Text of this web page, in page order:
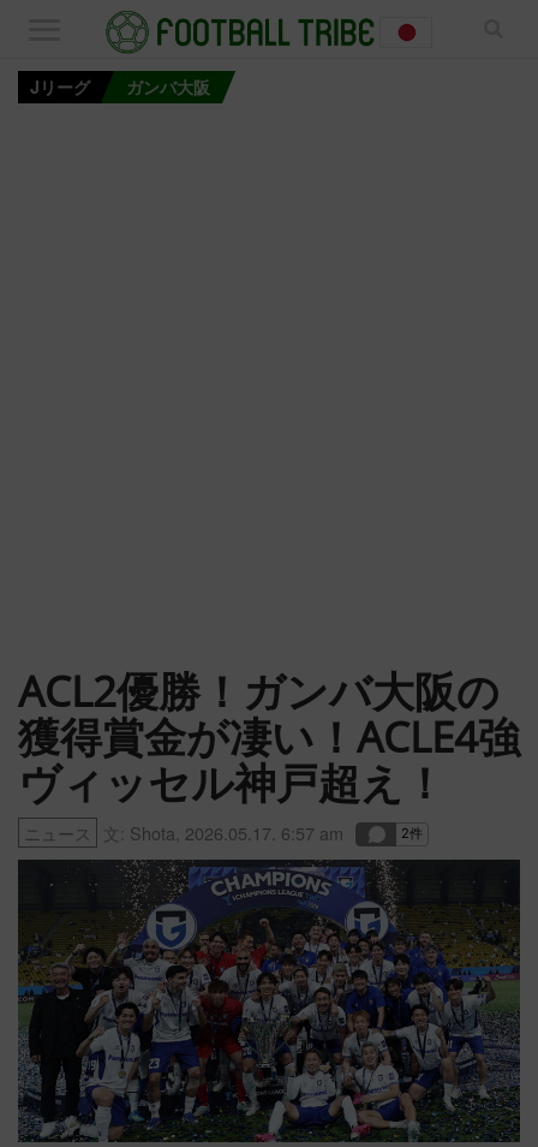
Jリーグ ガンバ大阪
ACL2優勝！ガンバ大阪の
獲得賞金が凄い！ACLE4強
ヴィッセル神戸超え！
ニュース 文: Shota 2026.05.17. 6:57 am